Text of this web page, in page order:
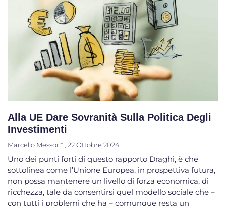
Alla UE Dare Sovranità Sulla Politica Degli
Investimenti
Marcello Messori* 22 Ottobre 2024
Uno dei punti forti di questo rapporto Draghi, è che
sottolinea come l’Unione Europea, in prospettiva futura,
non possa mantenere un livello di forza economica, di
ricchezza, tale da consentirsi quel modello sociale che –
con tutti i problemi che ha – comunque resta un